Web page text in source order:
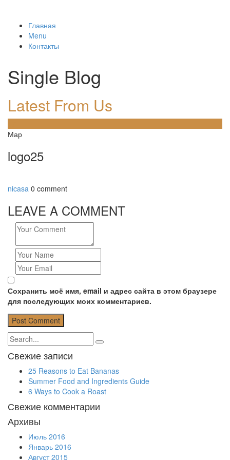
Главная
Menu
Контакты
Single Blog
Latest From Us
Мар
logo25
nicasa 0 comment
LEAVE A COMMENT
Сохранить моё имя, email и адрес сайта в этом браузере
для последующих моих комментариев.
Свежие записи
25 Reasons to Eat Bananas
Summer Food and Ingredients Guide
6 Ways to Cook a Roast
Свежие комментарии
Архивы
Июль 2016
Январь 2016
Август 2015